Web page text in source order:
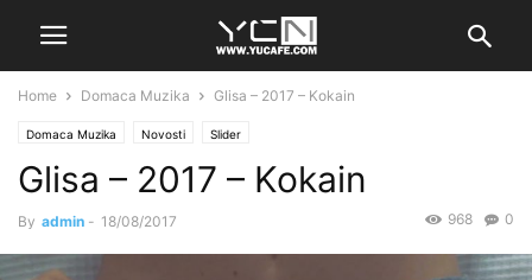
Home Domaca Muzika Glisa – 2017 – Kokain
Domaca Muzika Novosti Slider
Glisa – 2017 – Kokain
By admin - 18/08/2017 0
968